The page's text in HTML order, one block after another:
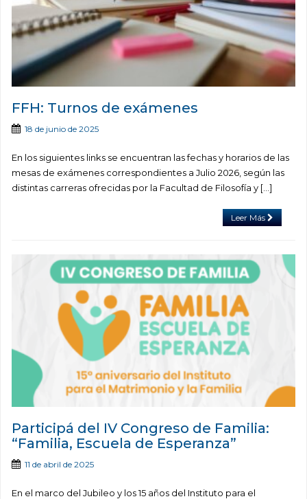
FFH: Turnos de exámenes
18 de junio de 2025
En los siguientes links se encuentran las fechas y horarios de las
mesas de exámenes correspondientes a Julio 2026, según las
distintas carreras ofrecidas por la Facultad de Filosofía y […]
Leer Más
Participá del IV Congreso de Familia:
“Familia, Escuela de Esperanza”
11 de abril de 2025
En el marco del Jubileo y los 15 años del Instituto para el